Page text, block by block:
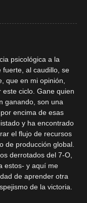
psicológica a la
al caudillo, se
que en mi opinión,
ciclo. Gane quien
ganando, son una
encima de esas
y ha encontrado
el flujo de recursos
de producción global.
derrotados del 7-O,
estos- y aquí me
de aprender otra
de la victoria.